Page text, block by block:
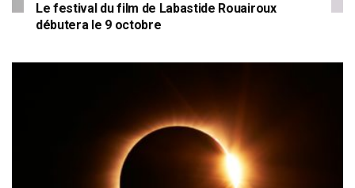
Le festival du film de Labastide Rouairoux
débutera le 9 octobre